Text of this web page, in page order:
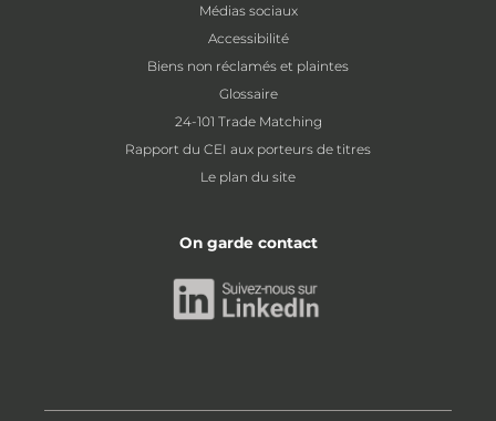
Médias sociaux
Accessibilité
Biens non réclamés et plaintes
Glossaire
24-101 Trade Matching
Rapport du CEI aux porteurs de titres
Le plan du site
On garde contact